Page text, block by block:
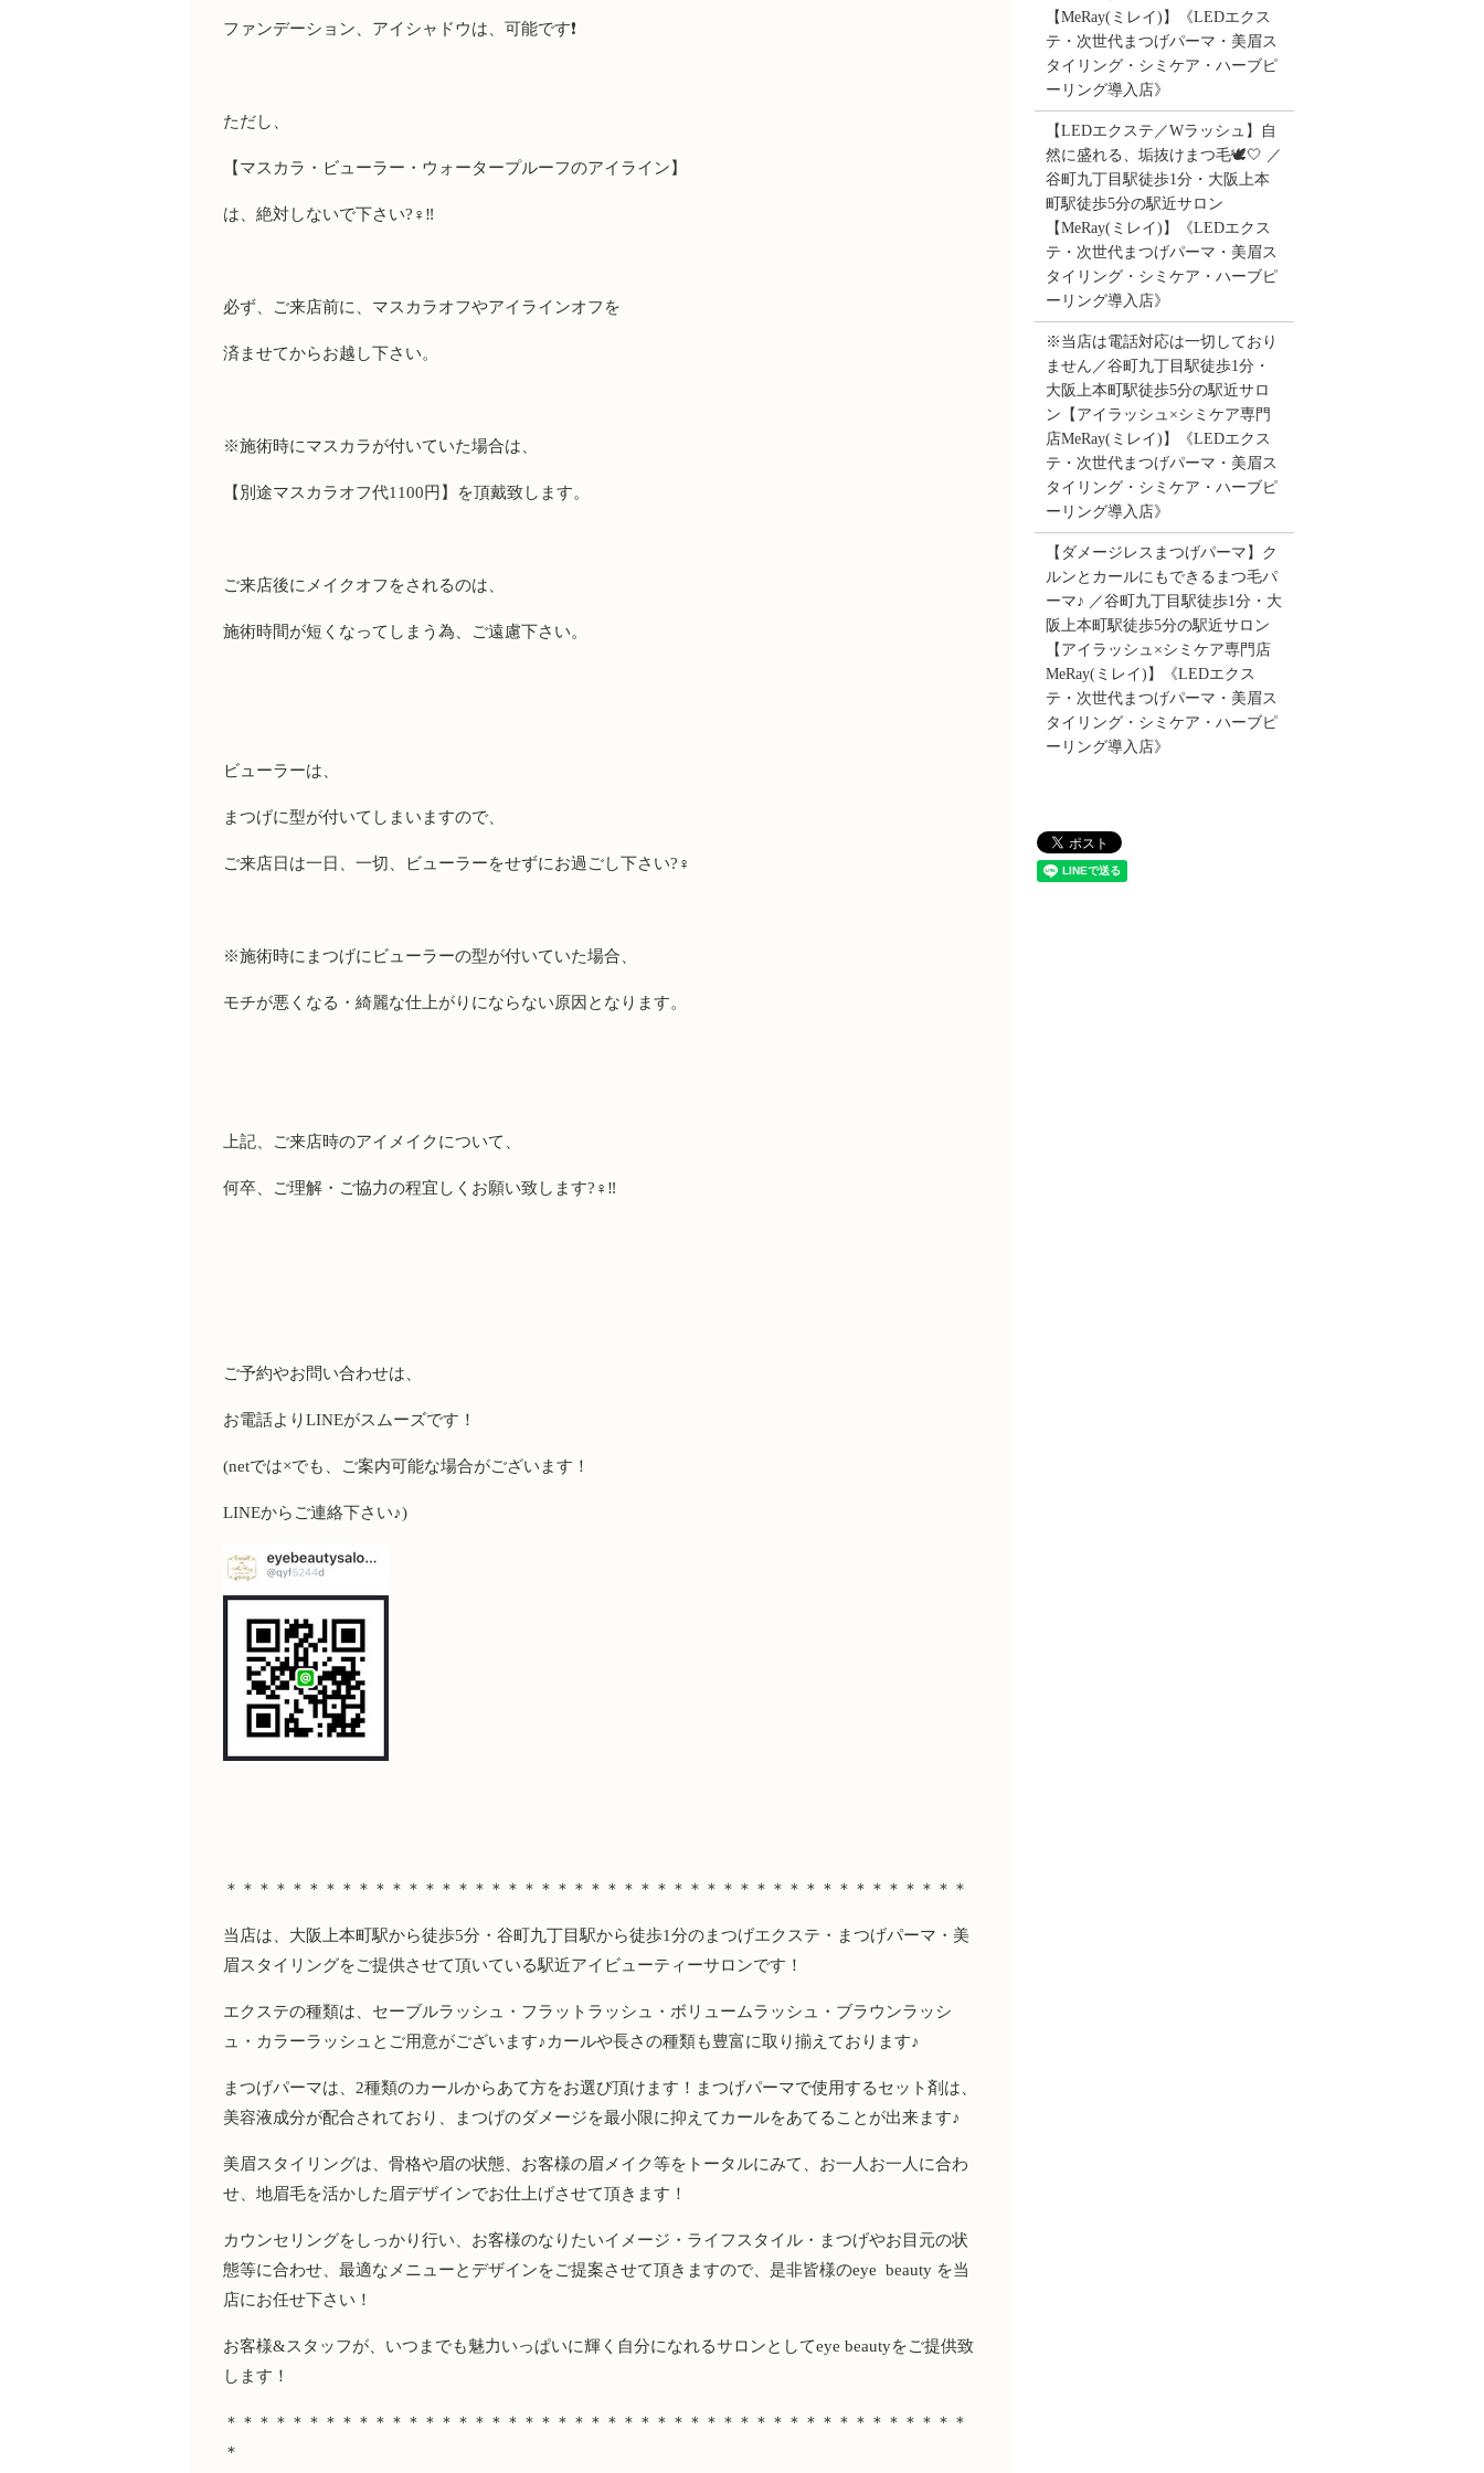
ファンデーション、アイシャドウは、可能です❗️
ただし、
【マスカラ・ビューラー・ウォータープルーフのアイライン】
は、絶対しないで下さい?‍♀️‼️
必ず、ご来店前に、マスカラオフやアイラインオフを
済ませてからお越し下さい。
※施術時にマスカラが付いていた場合は、
【別途マスカラオフ代1100円】を頂戴致します。
ご来店後にメイクオフをされるのは、
施術時間が短くなってしまう為、ご遠慮下さい。
ビューラーは、
まつげに型が付いてしまいますので、
ご来店日は一日、一切、ビューラーをせずにお過ごし下さい?‍♀️
※施術時にまつげにビューラーの型が付いていた場合、
モチが悪くなる・綺麗な仕上がりにならない原因となります。
上記、ご来店時のアイメイクについて、
何卒、ご理解・ご協力の程宜しくお願い致します?‍♀️‼️
ご予約やお問い合わせは、
お電話よりLINEがスムーズです！
(netでは×でも、ご案内可能な場合がございます！
LINEからご連絡下さい♪)
＊＊＊＊＊＊＊＊＊＊＊＊＊＊＊＊＊＊＊＊＊＊＊＊＊＊＊＊＊＊＊＊＊＊＊＊＊＊＊＊＊＊＊＊＊
当店は、大阪上本町駅から徒歩5分・谷町九丁目駅から徒歩1分のまつげエクステ・まつげパーマ・美
眉スタイリングをご提供させて頂いている駅近アイビューティーサロンです！
エクステの種類は、セーブルラッシュ・フラットラッシュ・ボリュームラッシュ・ブラウンラッシ
ュ・カラーラッシュとご用意がございます♪カールや長さの種類も豊富に取り揃えております♪
まつげパーマは、 2種類のカールからあて方をお選び頂けます！まつげパーマで使用するセット剤は、
美容液成分が配合されており、まつげのダメージを最小限に抑えてカールをあてることが出来ます♪
美眉スタイリングは、骨格や眉の状態、お客様の眉メイク等をトータルにみて、お一人お一人に合わ
せ、地眉毛を活かした眉デザインでお仕上げさせて頂きます！
カウンセリングをしっかり行い、お客様のなりたいイメージ・ライフスタイル・まつげやお目元の状
態等に合わせ、最適なメニューとデザインをご提案させて頂きますので、是非皆様のeye beauty を当
店にお任せ下さい！
お客様&スタッフが、いつまでも魅力いっぱいに輝く自分になれるサロンとしてeye beautyをご提供致
します！
＊＊＊＊＊＊＊＊＊＊＊＊＊＊＊＊＊＊＊＊＊＊＊＊＊＊＊＊＊＊＊＊＊＊＊＊＊＊＊＊＊＊＊＊＊
＊
【MeRay(ミレイ)】《LEDエクス
テ・次世代まつげパーマ・美眉ス
タイリング・シミケア・ハーブピ
ーリング導入店》
【LEDエクステ／Wラッシュ】自
然に盛れる、垢抜けまつ毛🕊️🤍 ／
谷町九丁目駅徒歩1分・大阪上本
町駅徒歩5分の駅近サロン
【MeRay(ミレイ)】《LEDエクス
テ・次世代まつげパーマ・美眉ス
タイリング・シミケア・ハーブピ
ーリング導入店》
※当店は電話対応は一切しており
ません／谷町九丁目駅徒歩1分・
大阪上本町駅徒歩5分の駅近サロ
ン【アイラッシュ×シミケア専門
店MeRay(ミレイ)】《LEDエクス
テ・次世代まつげパーマ・美眉ス
タイリング・シミケア・ハーブピ
ーリング導入店》
【ダメージレスまつげパーマ】ク
ルンとカールにもできるまつ毛パ
ーマ♪ ／谷町九丁目駅徒歩1分・大
阪上本町駅徒歩5分の駅近サロン
【アイラッシュ×シミケア専門店
MeRay(ミレイ)】《LEDエクス
テ・次世代まつげパーマ・美眉ス
タイリング・シミケア・ハーブピ
ーリング導入店》